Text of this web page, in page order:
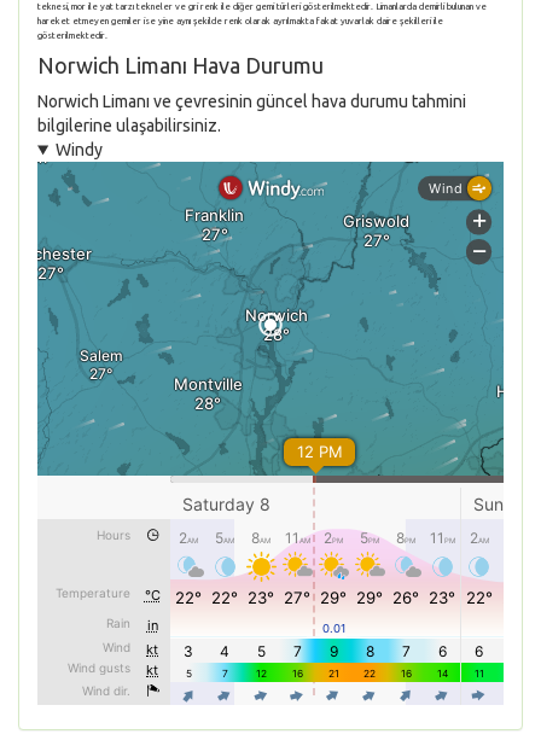
teknesi, mor ile yat tarzı tekneler ve gri renk ile diğer gemi türleri gösterilmektedir. Limanlarda demirli bulunan ve
hareket etmeyen gemiler ise yine aynı şekilde renk olarak ayrılmakta fakat yuvarlak daire şekilleri ile
gösterilmektedir.
Norwich Limanı Hava Durumu
Norwich Limanı ve çevresinin güncel hava durumu tahmini
bilgilerine ulaşabilirsiniz.
Windy